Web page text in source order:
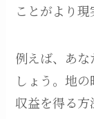
ことがより
例えば、あ
しょう。地
収益を得る